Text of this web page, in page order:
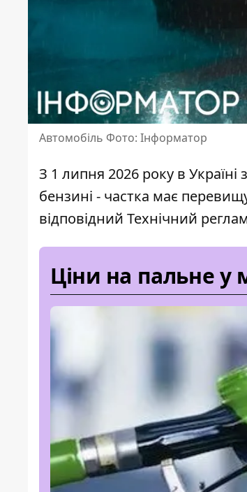
Автомобіль Фото: Інформатор
З 1 липня 2026 року в
бензині - частка має
відповідний Технічний
Ціни на пальне у